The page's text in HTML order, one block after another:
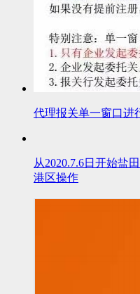
代理报关单一窗口进
从2020.7.6日开始盐
港区操作